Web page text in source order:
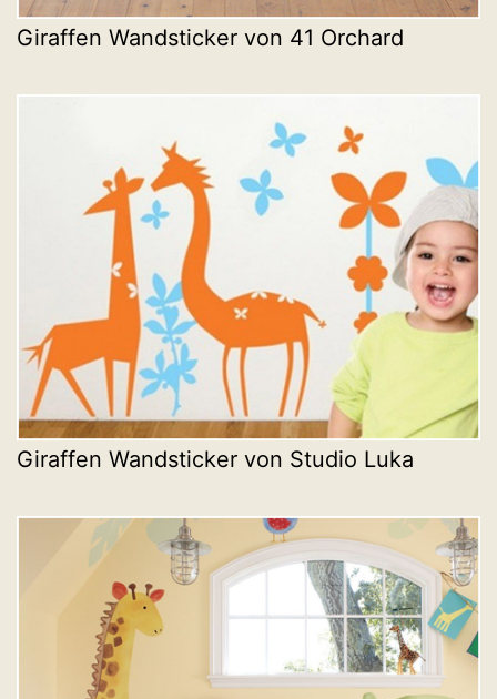
Giraffen Wandsticker von 41 Orchard
Giraffen Wandsticker von Studio Luka